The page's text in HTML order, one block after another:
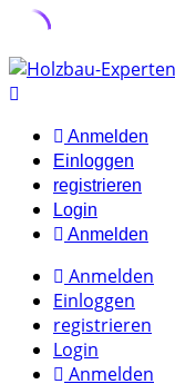
Skip
to
Anmelden
Einloggen
registrieren
Login
Anmelden
Anmelden
Einloggen
registrieren
Login
Anmelden